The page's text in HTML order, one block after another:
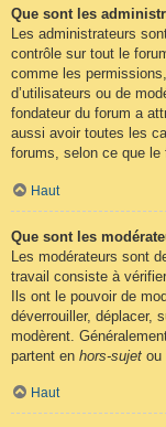
Que sont les
Les administrateurs
contrôle sur tout le
comme les
d’utilisateurs ou de
fondateur du forum a
aussi avoir toutes les
forums, selon ce que le
Haut
Que sont les
Les modérateurs sont
travail consiste à
Ils ont le pouvoir de
déverrouiller, déplacer,
modèrent.
partent en hors-sujet ou
Haut